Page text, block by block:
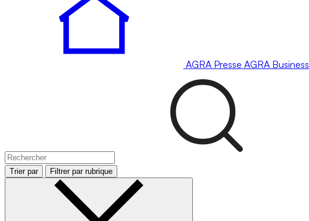
AGRA Presse AGRA Business
Trier par Filtrer par rubrique